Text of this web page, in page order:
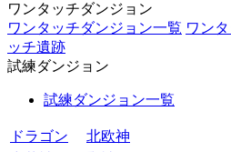
ワンタッチダンジョン
ワンタッチダンジョン一覧 ワン
ッチ遺跡
試練ダンジョン
試練ダンジョン一覧
ドラゴン
北欧神